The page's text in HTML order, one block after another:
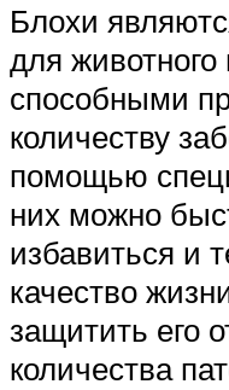
Блохи
для
способными
количеству
помощью
них можно
избавиться и
качество
защитить его
количества